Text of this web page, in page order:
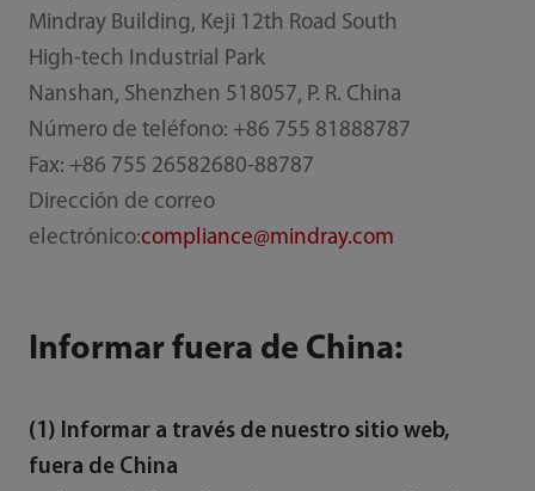
Mindray Building, Keji 12th Road South
High-tech Industrial Park
Nanshan, Shenzhen 518057, P. R. China
Número de teléfono: +86 755 81888787
Fax: +86 755 26582680-88787
Dirección de correo
electrónico:compliance@mindray.com
Informar fuera de China:
(1) Informar a través de nuestro sitio web,
fuera de China